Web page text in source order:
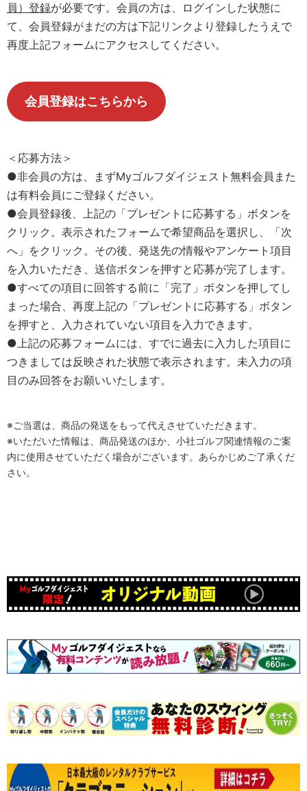
員）登録が必要です。会員の方は、ログインした状態に
て、会員登録がまだの方は下記リンクより登録したうえで
再度上記フォームにアクセスしてください。
会員登録はこちらから
＜応募方法＞
●非会員の方は、まずMyゴルフダイジェスト無料会員また
は有料会員にご登録ください。
●会員登録後、上記の「プレゼントに応募する」ボタンを
クリック。表示されたフォームで希望商品を選択し、「次
へ」をクリック。その後、発送先の情報やアンケート項目
を入力いただき、送信ボタンを押すと応募が完了します。
●すべての項目に回答する前に「完了」ボタンを押してし
まった場合、再度上記の「プレゼントに応募する」ボタン
を押すと、入力されていない項目を入力できます。
●上記の応募フォームには、すでに過去に入力した項目に
つきましては反映された状態で表示されます。未入力の項
目のみ回答をお願いいたします。
※ご当選は、商品の発送をもって代えさせていただきます。
※いただいた情報は、商品発送のほか、小社ゴルフ関連情報のご案
内に使用させていただく場合がございます。あらかじめご了承くだ
さい。